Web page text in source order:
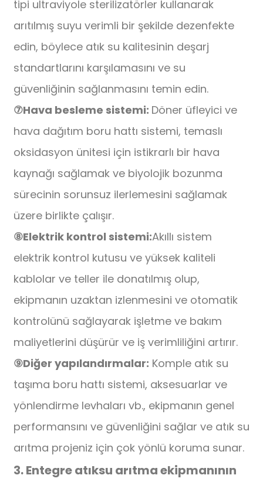
tipi ultraviyole sterilizatörler kullanarak
arıtılmış suyu verimli bir şekilde dezenfekte
edin, böylece atık su kalitesinin deşarj
standartlarını karşılamasını ve su
güvenliğinin sağlanmasını temin edin.
⑦Hava besleme sistemi: Döner üfleyici ve
hava dağıtım boru hattı sistemi, temaslı
oksidasyon ünitesi için istikrarlı bir hava
kaynağı sağlamak ve biyolojik bozunma
sürecinin sorunsuz ilerlemesini sağlamak
üzere birlikte çalışır.
⑧Elektrik kontrol sistemi:Akıllı sistem
elektrik kontrol kutusu ve yüksek kaliteli
kablolar ve teller ile donatılmış olup,
ekipmanın uzaktan izlenmesini ve otomatik
kontrolünü sağlayarak işletme ve bakım
maliyetlerini düşürür ve iş verimliliğini artırır.
⑨Diğer yapılandırmalar: Komple atık su
taşıma boru hattı sistemi, aksesuarlar ve
yönlendirme levhaları vb., ekipmanın genel
performansını ve güvenliğini sağlar ve atık su
arıtma projeniz için çok yönlü koruma sunar.
3. Entegre atıksu arıtma ekipmanının